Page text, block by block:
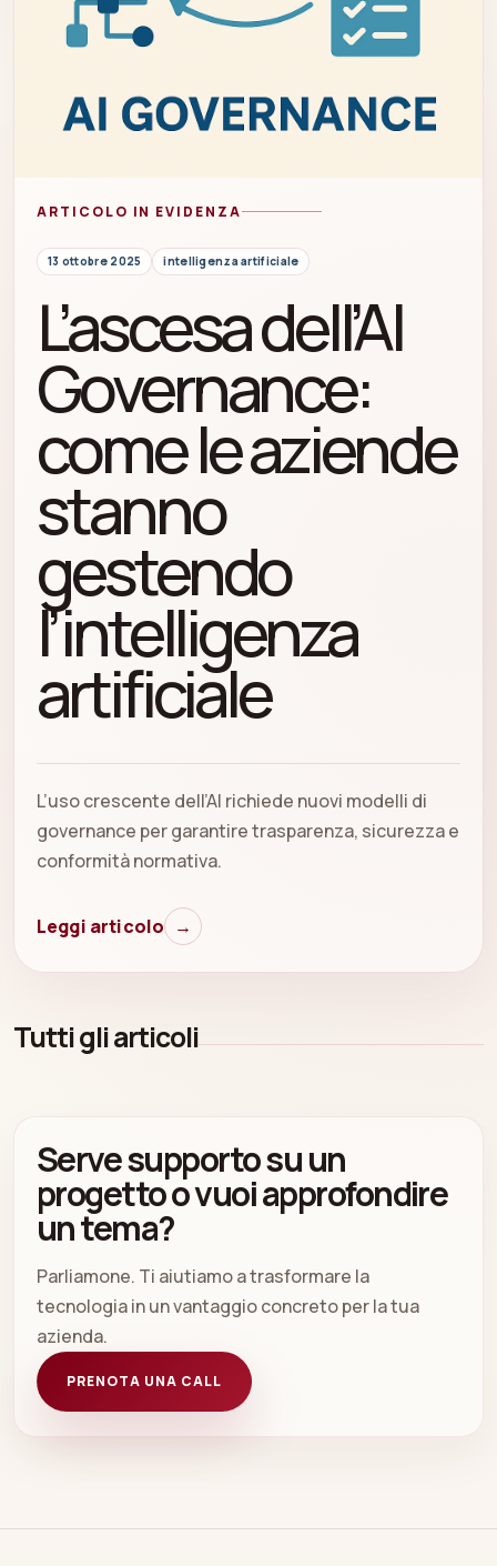
ARTICOLO IN EVIDENZA
13 ottobre 2025 intelligenza artificiale
L’ascesa dell’AI
Governance:
come le aziende
stanno
gestendo
l’intelligenza
artificiale
L’uso crescente dell’AI richiede nuovi modelli di
governance per garantire trasparenza, sicurezza e
conformità normativa.
Leggi articolo →
Tutti gli articoli
Serve supporto su un
progetto o vuoi approfondire
un tema?
Parliamone. Ti aiutiamo a trasformare la
tecnologia in un vantaggio concreto per la tua
azienda.
PRENOTA UNA CALL